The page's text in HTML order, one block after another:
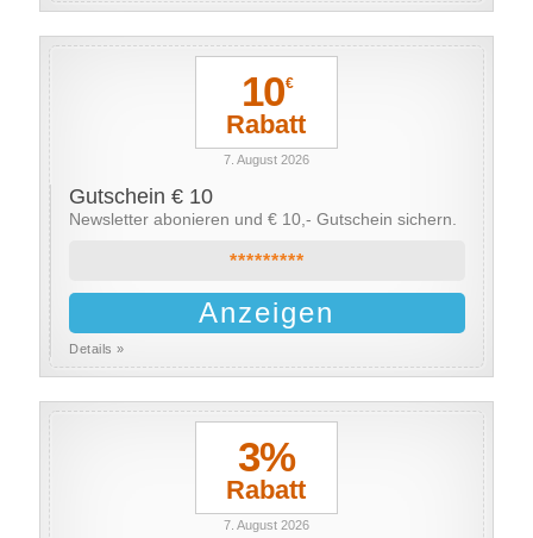
10€
Rabatt
7. August 2026
Gutschein € 10
Newsletter abonieren und € 10,- Gutschein sichern.
*********
Anzeigen
Details »
3%
Rabatt
7. August 2026